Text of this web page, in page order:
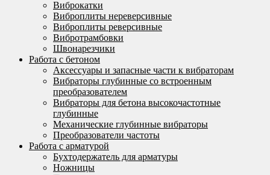
Виброкатки
Виброплиты нереверсивные
Виброплиты реверсивные
Вибротрамбовки
Швонарезчики
Работа с бетоном
Аксессуары и запасные части к вибраторам
Вибраторы глубинные со встроенным
преобразователем
Вибраторы для бетона высокочастотные
глубинные
Механические глубинные вибраторы
Преобразователи частоты
Работа с арматурой
Бухтодержатель для арматуры
Ножницы